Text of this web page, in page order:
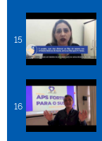
15
16